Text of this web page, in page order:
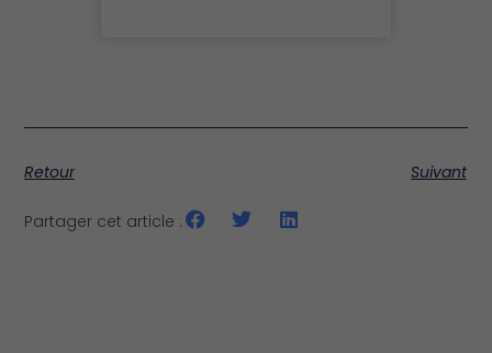
Retour Suivant
Partager cet article :